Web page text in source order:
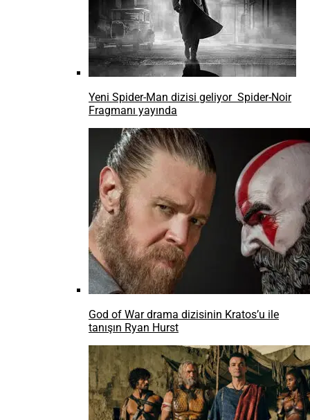
YouTube, Twitch ve Kick Yayıncılarına RTÜK Engeli mi
Geliyor?
GoPro HERO 13 Black ile tanışın